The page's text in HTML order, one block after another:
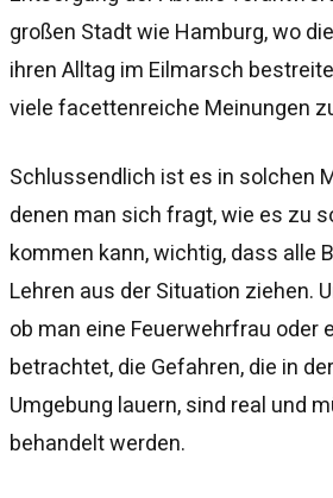
großen Stadt wie Hamburg, wo
ihren Alltag im Eilmarsch
viele facettenreiche Meinungen
Schlussendlich ist es in solchen
denen man sich fragt, wie es zu
kommen kann, wichtig, dass alle
Lehren aus der Situation ziehen.
ob man eine Feuerwehrfrau oder
betrachtet, die Gefahren, die in
Umgebung lauern, sind real und
behandelt werden.